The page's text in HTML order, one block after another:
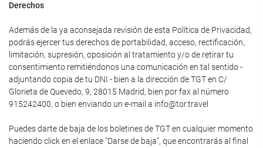
Derechos
Además de la ya aconsejada revisión de esta Política de Privacidad,
podrás ejercer tus derechos de portabilidad, acceso, rectificación,
limitación, supresión, oposición al tratamiento y/o de retirar tu
consentimiento remitiéndonos una comunicación en tal sentido -
adjuntando copia de tu DNI - bien a la dirección de TGT en C/
Glorieta de Quevedo, 9, 28015 Madrid, bien por fax al número
915242400, o bien enviando un e-mail a info@tor.travel
Puedes darte de baja de los boletines de TGT en cualquier momento
haciendo click en el enlace "Darse de baja", que encontrarás al final